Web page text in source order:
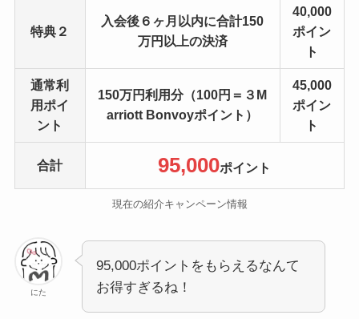
特典２
入会後６ヶ月以内に合計150
万円以上の決済
40,000
ポイン
ト
通常利
用ポイ
ント
150万円利用分（100円＝３M
arriott Bonvoyポイント）
45,000
ポイン
ト
合計 95,000ポイント
現在の紹介キャンペーン情報
にた
95,000ポイントをもらえるなんて
お得すぎるね！